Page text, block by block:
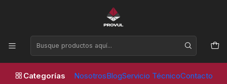
Categorías NosotrosBlogServicio TécnicoContacto
Horario de atención Lunes a Viernes de 09:00 a 17:30 horas
Inicio Parches
PARCHE VULCAFLEX VT 03 (40 UNID) - VULCAFLEX